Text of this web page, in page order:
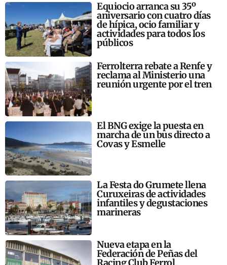
Equiocio arranca su 35º
aniversario con cuatro días
de hípica, ocio familiar y
actividades para todos los
públicos
Ferrolterra rebate a Renfe y
reclama al Ministerio una
reunión urgente por el tren
El BNG exige la puesta en
marcha de un bus directo a
Covas y Esmelle
La Festa do Grumete llena
Curuxeiras de actividades
infantiles y degustaciones
marineras
Nueva etapa en la
Federación de Peñas del
Racing Club Ferrol